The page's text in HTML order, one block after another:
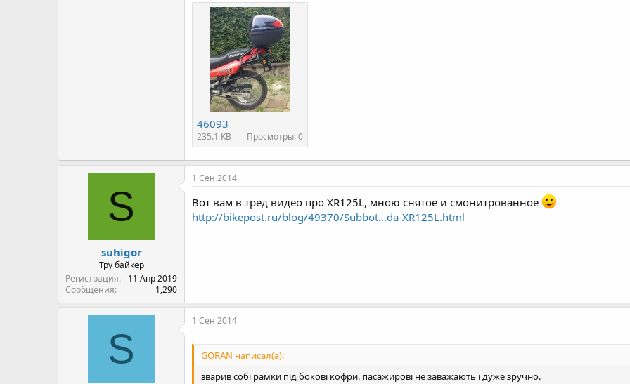
46093
235.1 KB Просмотры: 0
S
suhigor
Тру байкер
Регистрация
11 Апр 2019
Сообщения
1,290
1 Сен 2014
Вот вам в тред видео про XR125L, мною снятое и смонитрованное
http://bikepost.ru/blog/49370/Subbot...da-XR125L.html
S
1 Сен 2014
GORAN написал(а):
зварив собі рамки під бокові кофри. пасажирові не заважають і дуже зручно.